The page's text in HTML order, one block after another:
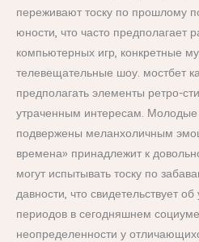
переживают тоску по прошлому
юности, что часто предполагает
компьютерных игр, конкретные
телевещательные шоу. мостбет
предполагать элементы ретро-
утраченным интересам. Молодые
подвержены меланхоличным
времена» принадлежит к
могут испытывать тоску по
давности, что свидетельствует
периодов в сегодняшнем
неопределенности у